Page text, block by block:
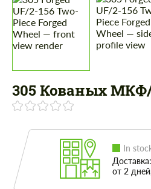
305 Кованых МКФ/
In
Доставка:
от 2